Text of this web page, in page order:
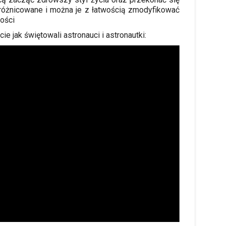
i można je z łatwością zmodyfikować
jak świętowali astronauci i astronautki: